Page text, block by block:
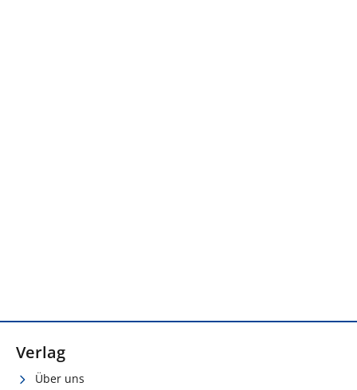
Verlag
Über uns